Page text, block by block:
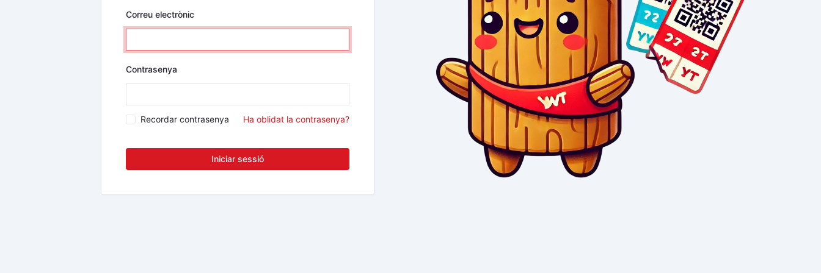
Correu electrònic
Contrasenya
Recordar contrasenya Ha oblidat la contrasenya?
Iniciar sessió